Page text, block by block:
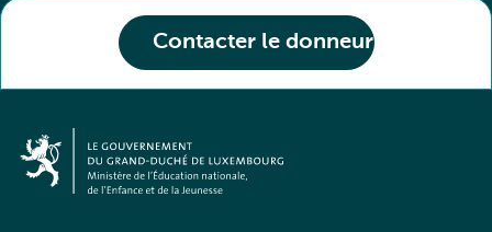
Contacter le donneur